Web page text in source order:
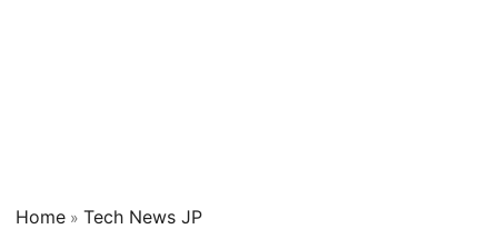
Home » Tech News JP